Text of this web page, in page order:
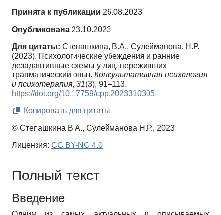
Принята к публикации 26.08.2023
Опубликована 23.10.2023
Для цитаты: Степашкина, В.А., Сулейманова, Н.Р.
(2023). Психологические убеждения и ранние
дезадаптивные схемы у лиц, переживших
травматический опыт. Консультативная психология
и психотерапия, 31(3), 91–113.
https://doi.org/10.17759/cpp.2023310305
Копировать для цитаты
© Степашкина В.А., Сулейманова Н.Р., 2023
Лицензия: CC BY-NC 4.0
Полный текст
Введение